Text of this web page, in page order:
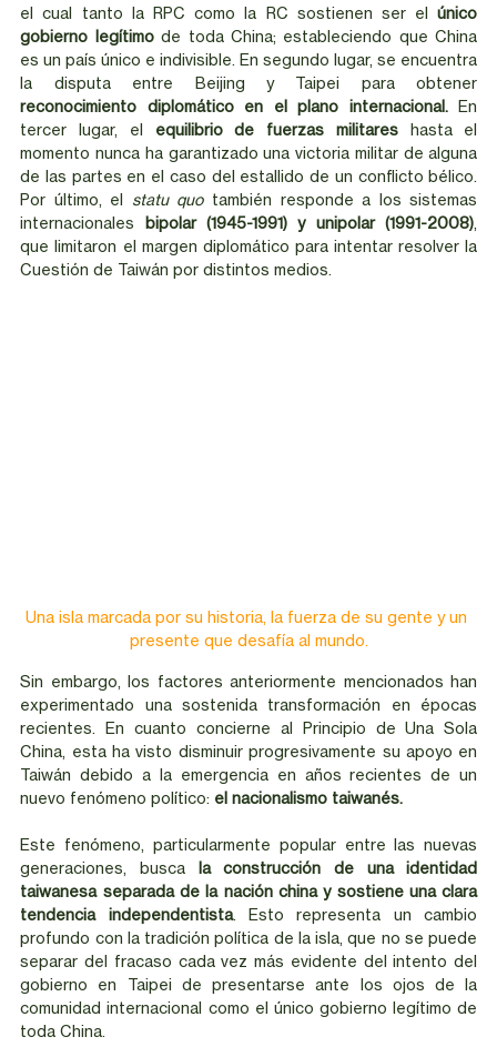
el cual tanto la RPC como la RC sostienen ser el único
gobierno legítimo de toda China; estableciendo que China
es un país único e indivisible. En segundo lugar, se encuentra
reconocimiento diplomático en el plano internacional. En
tercer lugar, el equilibrio de fuerzas militares hasta el
momento nunca ha garantizado una victoria militar de alguna
de las partes en el caso del estallido de un conflicto bélico.
Por último, el statu quo también responde a los sistemas
internacionales bipolar (1945-1991) y unipolar (1991-2008)
que limitaron el margen diplomático para intentar resolver la
Cuestión de Taiwán por distintos medios.
Una isla marcada por su historia, la fuerza de su gente y un
presente que desafía al mundo.
Sin embargo, los factores anteriormente mencionados han
experimentado una sostenida transformación en épocas
recientes. En cuanto concierne al Principio de Una Sola
China, esta ha visto disminuir progresivamente su apoyo en
Taiwán debido a la emergencia en años recientes de un
nuevo fenómeno político: el nacionalismo taiwanés.
Este fenómeno, particularmente popular entre las nuevas
generaciones, busca la construcción de una identidad
taiwanesa separada de la nación china y sostiene una clara
tendencia independentista. Esto representa un cambio
profundo con la tradición política de la isla, que no se puede
separar del fracaso cada vez más evidente del intento del
gobierno en Taipei de presentarse ante los ojos de la
comunidad internacional como el único gobierno legítimo de
toda China.